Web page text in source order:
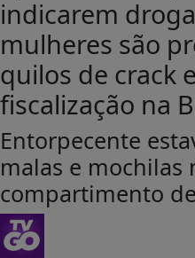
indicarem
mulheres são
quilos de crack
fiscalização na
Entorpecente
malas e mochilas
compartimento